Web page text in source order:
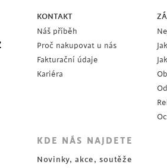
KONTAKT
Náš příběh
Proč nakupovat u nás
Fakturační údaje
Kariéra
KDE NÁS NAJDETE
Novinky, akce, soutěže